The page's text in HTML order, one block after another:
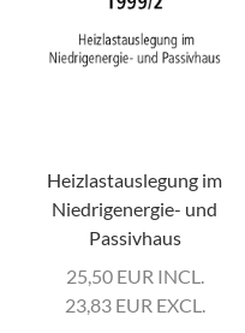
Heizlastauslegung im
Niedrigenergie- und
Passivhaus
25,50 EUR INCL.
23,83 EUR EXCL.